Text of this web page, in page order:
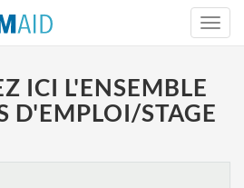
ICI L'ENSEMBLE
D'EMPLOI/STAGE